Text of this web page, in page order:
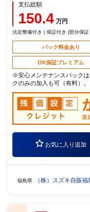
支払総額
150.4 万円
法定整備付き | 保証付き (部分保
パック料金あり
OK保証プレミアム
※安心メンテナンスパック
クのみの加入も可（有料）。
お気に入り追加
福島県 （株）スズキ自販